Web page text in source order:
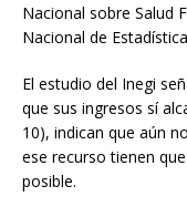
Nacional sobre Salud
Nacional de
El estudio del Inegi
que sus ingresos sí
10), indican que aún
ese recurso tienen
posible.